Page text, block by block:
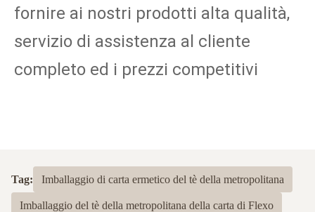
fornire ai nostri prodotti alta qualità,
servizio di assistenza al cliente
completo ed i prezzi competitivi
Tag: Imballaggio di carta ermetico del tè della metropolitana
Imballaggio del tè della metropolitana della carta di Flexo